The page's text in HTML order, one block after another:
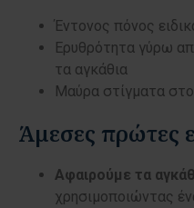
Έντονος πόνος
Ερυθρότητα γύρω
τα αγκάθια
Μαύρα στίγματα
Άμεσες πρώτες
Αφαιρούμε τα
χρησιμοποιώντας